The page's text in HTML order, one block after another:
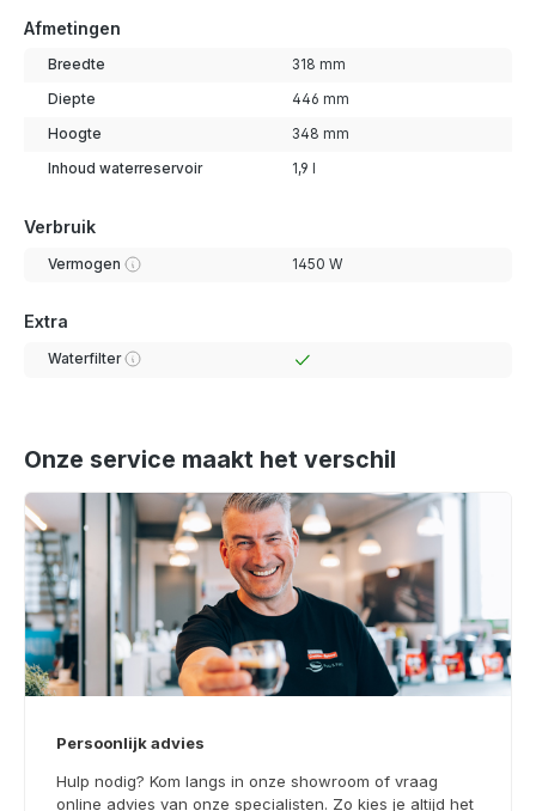
Afmetingen
Breedte 318 mm
Diepte 446 mm
Hoogte 348 mm
Inhoud waterreservoir 1,9 l
Verbruik
Vermogen 1450 W
Extra
Waterfilter
Onze service maakt het verschil
Persoonlijk advies
Hulp nodig? Kom langs in onze showroom of vraag
online advies van onze specialisten. Zo kies je altijd het